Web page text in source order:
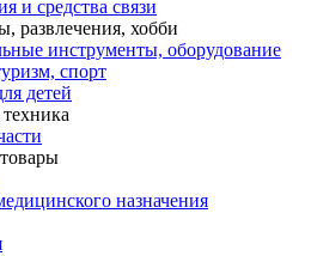
и средства связи
развлечения, хобби
инструменты, оборудование
спорт
детей
назначения